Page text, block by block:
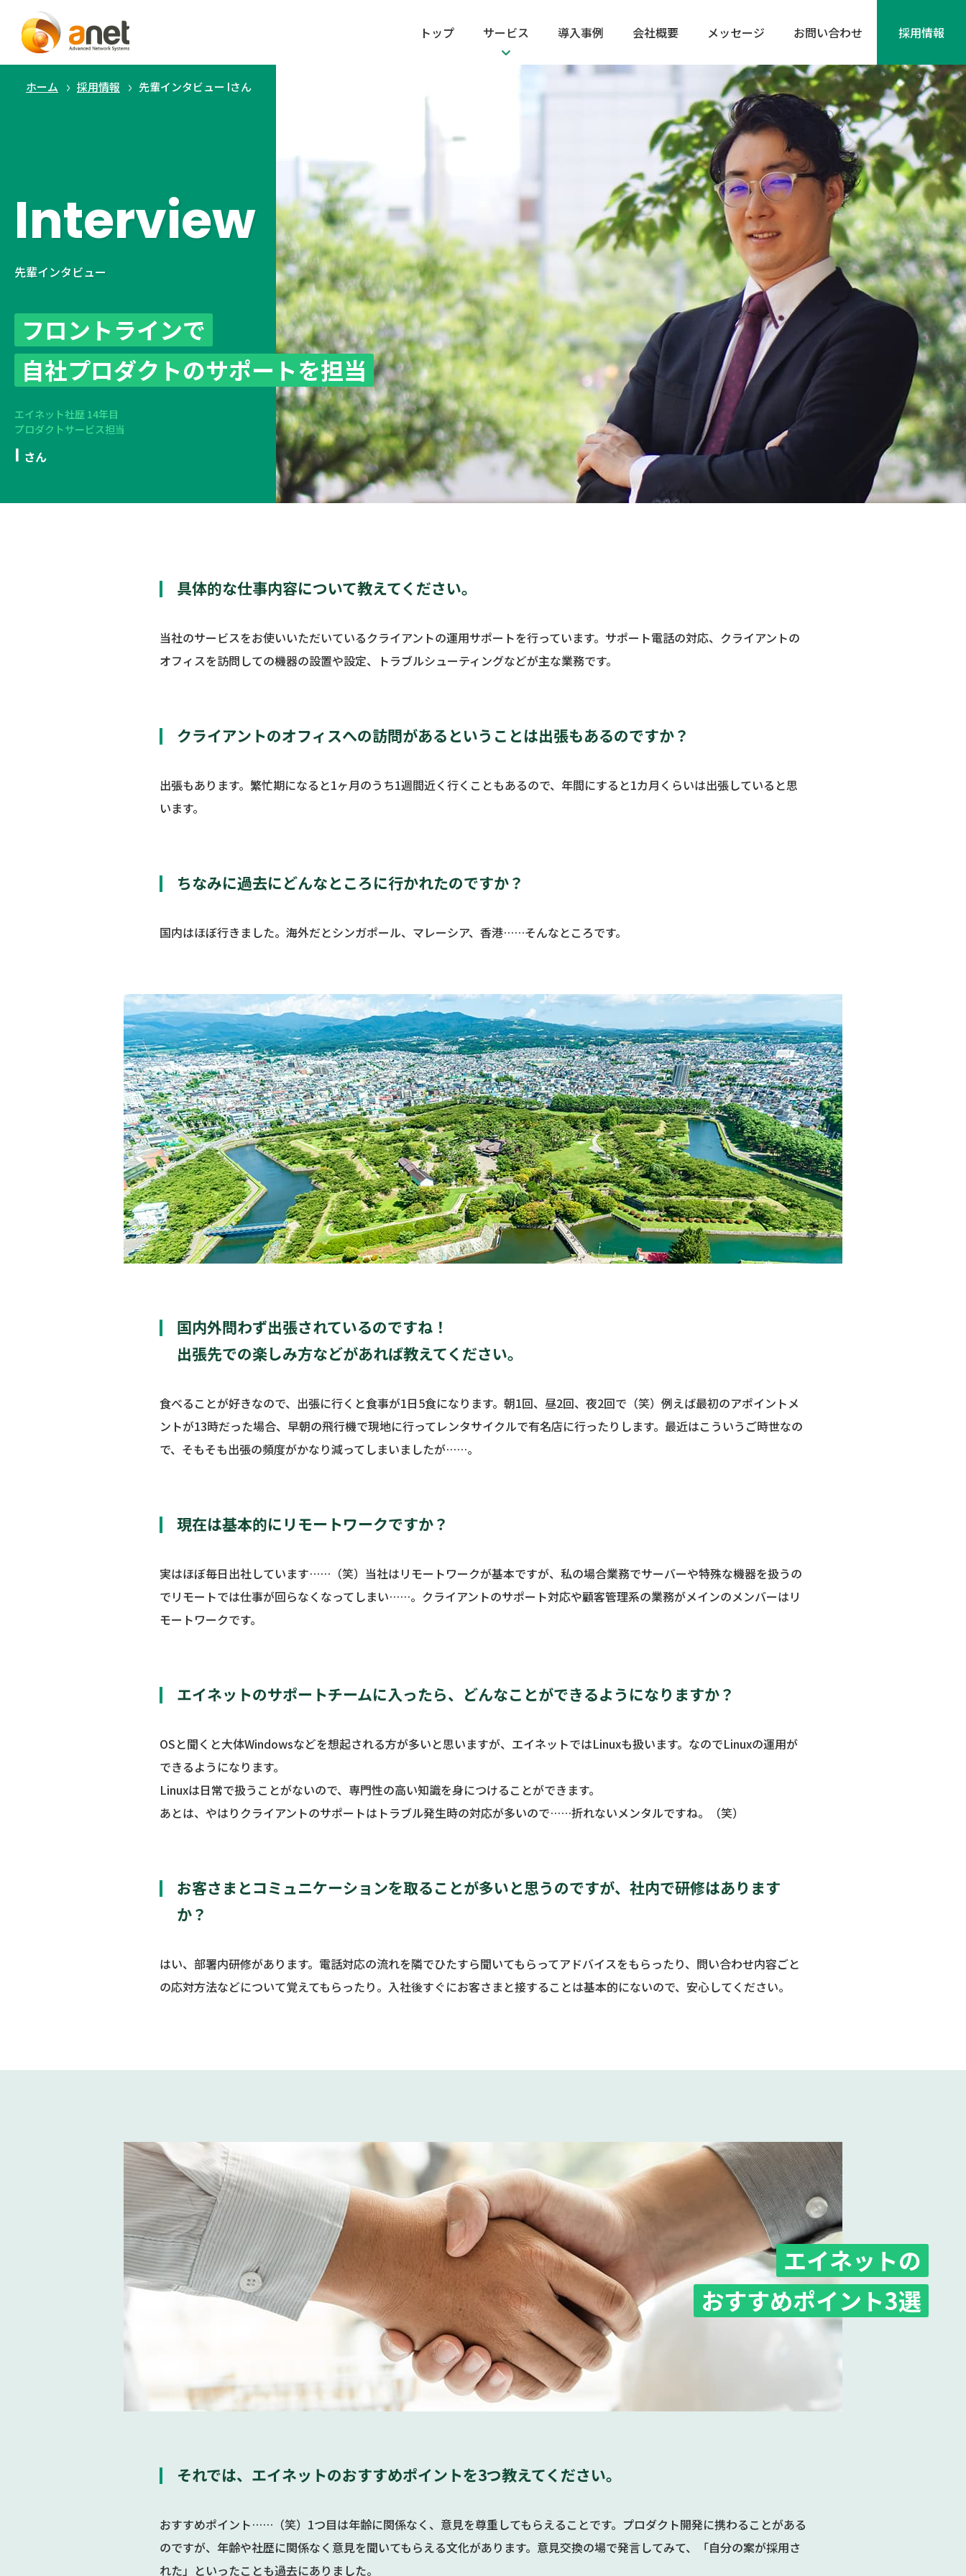
トップ サービス
BPO事業
ビジュアルコミュニケーション事業
導入事例 会社概要 メッセージ お問い合わせ 採⽤情報
ホーム 採用情報 先輩インタビュー Iさん
Interview
先輩インタビュー
フロントラインで
自社プロダクトのサポートを担当
エイネット社歴 14年目
プロダクトサービス担当
I さん
具体的な仕事内容について教えてください。
当社のサービスをお使いいただいているクライアントの運用サポートを行っています。サポート電話の対応、クライアントの
オフィスを訪問しての機器の設置や設定、トラブルシューティングなどが主な業務です。
クライアントのオフィスへの訪問があるということは出張もあるのですか？
出張もあります。繁忙期になると1ヶ月のうち1週間近く行くこともあるので、年間にすると1カ月くらいは出張していると思
います。
ちなみに過去にどんなところに行かれたのですか？
国内はほぼ行きました。海外だとシンガポール、マレーシア、香港……そんなところです。
国内外問わず出張されているのですね！
出張先での楽しみ方などがあれば教えてください。
食べることが好きなので、出張に行くと食事が1日5食になります。朝1回、昼2回、夜2回で（笑）例えば最初のアポイントメ
ントが13時だった場合、早朝の飛行機で現地に行ってレンタサイクルで有名店に行ったりします。最近はこういうご時世なの
で、そもそも出張の頻度がかなり減ってしまいましたが……。
現在は基本的にリモートワークですか？
実はほぼ毎日出社しています……（笑）当社はリモートワークが基本ですが、私の場合業務でサーバーや特殊な機器を扱うの
でリモートでは仕事が回らなくなってしまい……。クライアントのサポート対応や顧客管理系の業務がメインのメンバーはリ
モートワークです。
エイネットのサポートチームに入ったら、どんなことができるようになりますか？
OSと聞くと大体Windowsなどを想起される方が多いと思いますが、エイネットではLinuxも扱います。なのでLinuxの運用が
できるようになります。
Linuxは日常で扱うことがないので、専門性の高い知識を身につけることができます。
あとは、やはりクライアントのサポートはトラブル発生時の対応が多いので……折れないメンタルですね。（笑）
お客さまとコミュニケーションを取ることが多いと思うのですが、社内で研修はあります
か？
はい、部署内研修があります。電話対応の流れを隣でひたすら聞いてもらってアドバイスをもらったり、問い合わせ内容ごと
の応対方法などについて覚えてもらったり。入社後すぐにお客さまと接することは基本的にないので、安心してください。
エイネットの
おすすめポイント3選
それでは、エイネットのおすすめポイントを3つ教えてください。
おすすめポイント……（笑）1つ目は年齢に関係なく、意見を尊重してもらえることです。プロダクト開発に携わることがある
のですが、年齢や社歴に関係なく意見を聞いてもらえる文化があります。意見交換の場で発言してみて、「自分の案が採用さ
れた」といったことも過去にありました。